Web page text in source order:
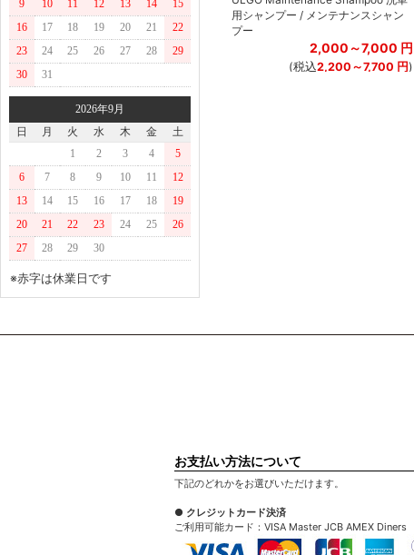
9
10 11 12 13 14
15
16
17 18 19 20 21
22
23
24 25 26 27 28
29
30
31
2026年9月
日
月 火 水 木 金
土
1
2 3 4
5
6
7 8 9 10 11
12
13
14 15 16 17 18
19
20
21 22 23 24 25
26
27
28 29 30
※赤字は休業日です
)
ーティング / タイヤシールド
2,300
(税込 2,530
用シャンプー / メンテナンスシャン
プー
2,000～7,000 円
(税込2,200～7,700 円)
お支払い方法について
下記のどれかをお選びいただけます。
● クレジットカード決済
ご利用可能カード：VISA Master JCB AMEX Diners